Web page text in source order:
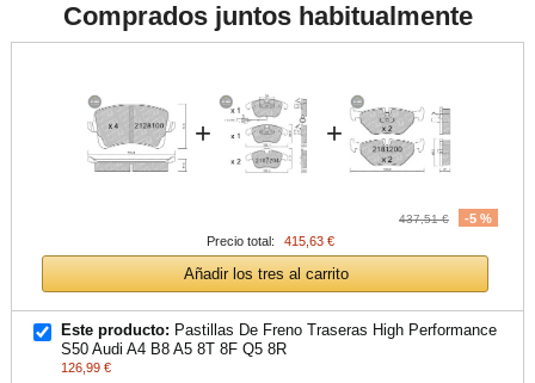
Comprados juntos habitualmente
+ +
437,51 €
-5 %
Precio total:
415,63 €
Añadir los tres al carrito
Este producto: Pastillas De Freno Traseras High Performance
S50 Audi A4 B8 A5 8T 8F Q5 8R
126,99 €